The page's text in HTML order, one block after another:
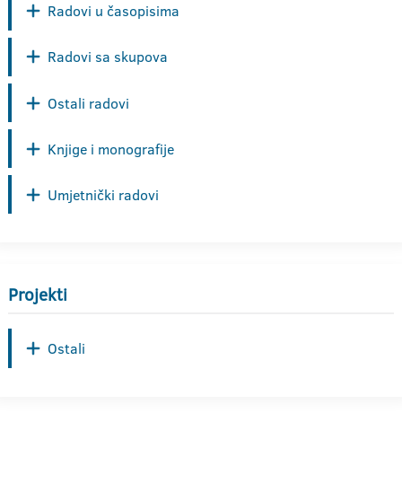
Radovi u časopisima
Radovi sa skupova
Ostali radovi
Knjige i monografije
Umjetnički radovi
Projekti
Ostali